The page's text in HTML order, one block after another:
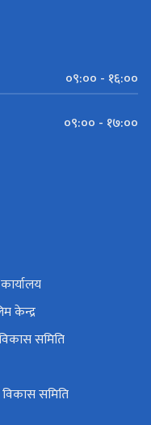
०९:०० - १६:००
०९:०० - १७:००
केन्द्र
समिति
समिति